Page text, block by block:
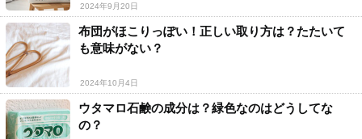
2024年9月20日
布団がほこりっぽい！正しい取り方は？たたいて
も意味がない？
2024年10月4日
ウタマロ石鹸の成分は？緑色なのはどうしてな
の？